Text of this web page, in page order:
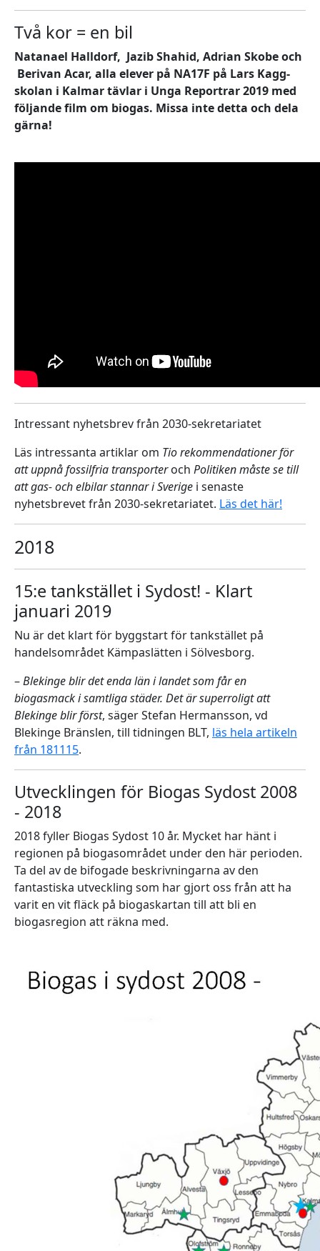
Två kor = en bil
Natanael Halldorf, Jazib Shahid, Adrian Skobe och
Berivan Acar, alla elever på NA17F på Lars Kagg-
skolan i Kalmar tävlar i Unga Reportrar 2019 med
följande film om biogas. Missa inte detta och dela
gärna!
Intressant nyhetsbrev från 2030-sekretariatet
Läs intressanta artiklar om Tio rekommendationer för
att uppnå fossilfria transporteroch Politiken måste se till
att gas- och elbilar stannar i Sverige i senaste
nyhetsbrevet från 2030-sekretariatet. Läs det här!
2018
15:e tankstället i Sydost! - Klart
januari 2019
Nu är det klart för byggstart för tankstället på
handelsområdet Kämpaslätten i Sölvesborg.
–Blekinge blir det enda län i landet som får en
biogasmack i samtliga städer. Det är superroligt att
Blekinge blir först, säger Stefan Hermansson, vd
Blekinge Bränslen, till tidningen BLT, läs hela artikeln
från 181115.
Utvecklingen för Biogas Sydost 2008
- 2018
2018 fyller Biogas Sydost 10 år. Mycket har hänt i
regionen på biogasområdet under den här perioden.
Ta del av de bifogade beskrivningarna av den
fantastiska utveckling som har gjort oss från att ha
varit en vit fläck på biogaskartan till att bli en
biogasregion att räkna med.